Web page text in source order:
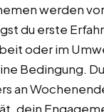
werden
du erste
oder im
Bedingung.
an
dein